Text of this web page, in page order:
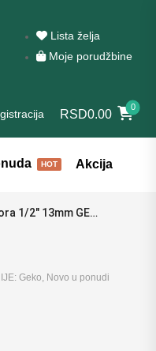
Lista želja
Moje porudžbine
RSD0.00
0
HOT Akcija
Gedora 1/2″ 13mm GEKO
Geko, Novo u ponudi